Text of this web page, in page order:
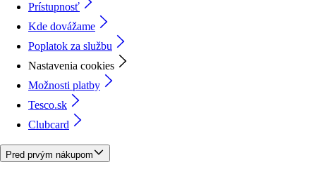
Prístupnosť
Kde dovážame
Poplatok za službu
Nastavenia cookies
Možnosti platby
Tesco.sk
Clubcard
Pred prvým nákupom